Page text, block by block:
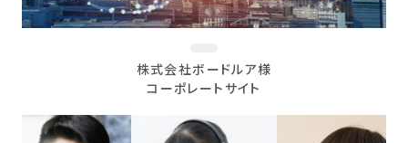
株式会社ボードルア様
コーポレートサイト